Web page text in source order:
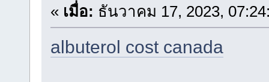
« เมื่อ: ธันวาคม 17, 2023,
albuterol cost canada